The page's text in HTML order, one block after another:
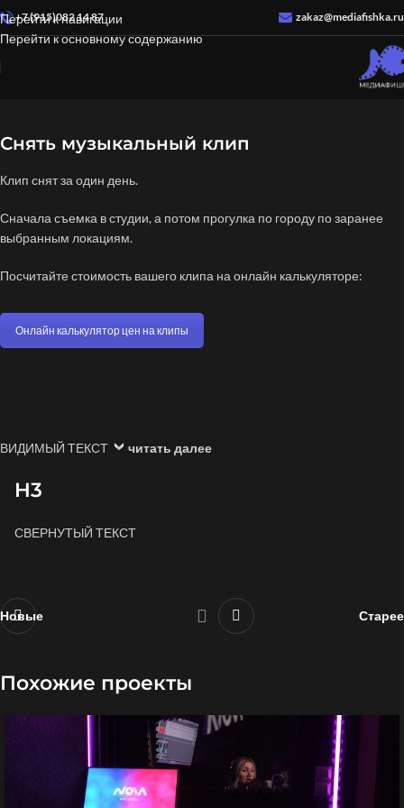
Перейти к навигации
Перейти к основному содержанию
+7 (915)082 14 87 zakaz@mediafishka.ru
Снять музыкальный клип
Клип снят за один день.
Сначала съемка в студии, а потом прогулка по городу по заранее
выбранным локациям.
Посчитайте стоимость вашего клипа на онлайн калькуляторе:
Онлайн калькулятор цен на клипы
ВИДИМЫЙ ТЕКСТ читать далее
H3
СВЕРНУТЫЙ ТЕКСТ
Новые Старее
Похожие проекты